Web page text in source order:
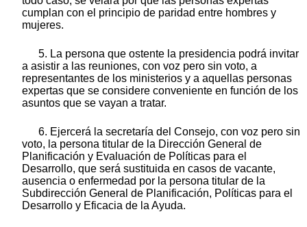
cumplan con el principio de paridad entre hombres y
mujeres.
5. La persona que ostente la presidencia podrá invitar
a asistir a las reuniones, con voz pero sin voto, a
representantes de los ministerios y a aquellas personas
expertas que se considere conveniente en función de los
asuntos que se vayan a tratar.
6. Ejercerá la secretaría del Consejo, con voz pero sin
voto, la persona titular de la Dirección General de
Planificación y Evaluación de Políticas para el
Desarrollo, que será sustituida en casos de vacante,
ausencia o enfermedad por la persona titular de la
Subdirección General de Planificación, Políticas para el
Desarrollo y Eficacia de la Ayuda.